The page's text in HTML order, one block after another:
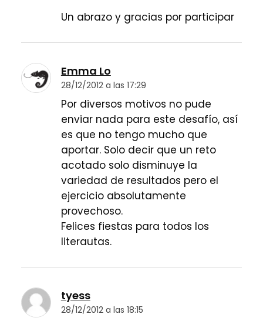
Un abrazo y gracias por participar
Emma Lo
28/12/2012 a las 17:29
Por diversos motivos no pude
enviar nada para este desafío, así
es que no tengo mucho que
aportar. Solo decir que un reto
acotado solo disminuye la
variedad de resultados pero el
ejercicio absolutamente
provechoso.
Felices fiestas para todos los
literautas.
tyess
28/12/2012 a las 18:15